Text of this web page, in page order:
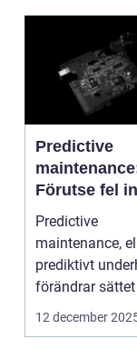
Predictive
Förutse fel
de uppstår
hjälp av
Predictive
maintenance,
prediktivt
förändrar
12 december